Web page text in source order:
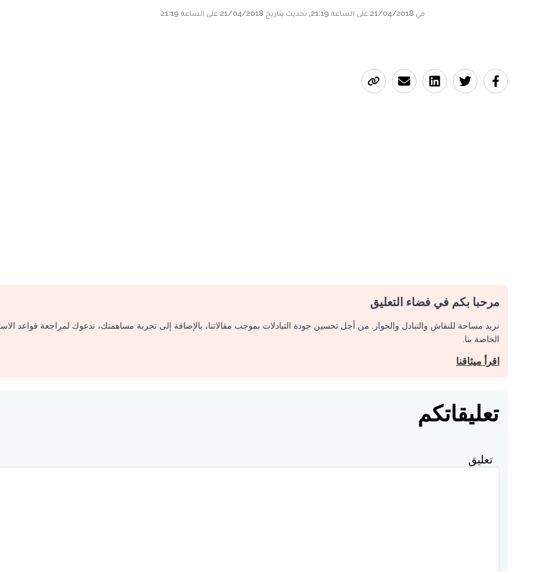
في 21/04/2018 على الساعة 21:19, تحديث بتاريخ 21/04/2018 على الساعة 21:19
مرحبا بكم في فضاء التعليق
نريد مساحة للنقاش والتبادل والحوار. من أجل تحسين جودة التبادلات بموجب مقالاتنا، بالإضافة إلى تجربة مساهمتك، ندعوك لمراجعة قواعد
الخاصة بنا.
اقرأ ميثاقنا
تعليقاتكم
تعليق